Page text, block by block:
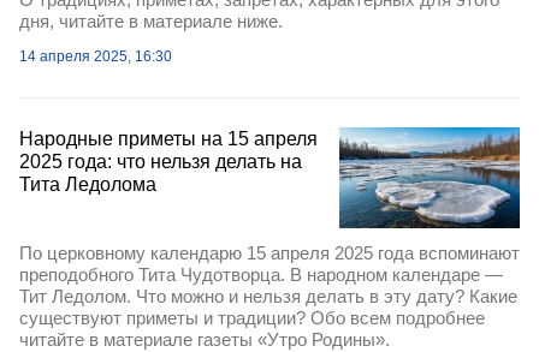
дня, читайте в материале ниже.
14 апреля 2025, 16:30
Народные приметы на 15 апреля
2025 года: что нельзя делать на
Тита Ледолома
По церковному календарю 15 апреля 2025 года вспоминают
преподобного Тита Чудотворца. В народном календаре —
Тит Ледолом. Что можно и нельзя делать в эту дату? Какие
существуют приметы и традиции? Обо всем подробнее
читайте в материале газеты «Утро Родины».